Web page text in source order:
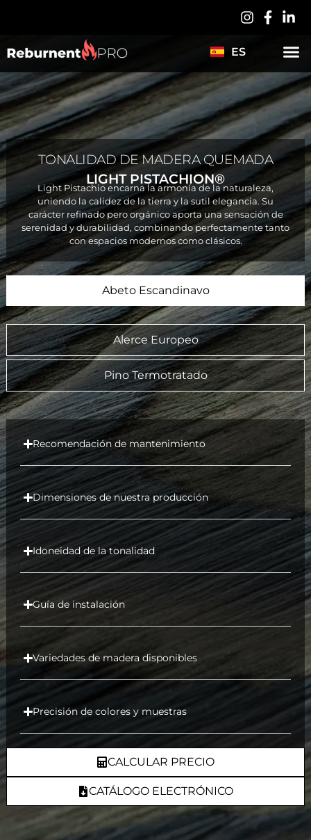
ES
DE
TONALIDAD DE MADERA QUEMADA
LIGHT PISTACHION®
Light Pistachio encarna la armonía de la naturaleza,
uniendo la calidez de la tierra y la sutil elegancia. Su
carácter refinado pero orgánico aporta una sensación de
serenidad y durabilidad, combinando perfectamente tanto
con espacios modernos como clásicos.
Abeto Escandinavo
Alerce Europeo
Pino Termotratado
Recomendación de mantenimiento
Dimensiones de nuestra producción
Idoneidad de la tonalidad
Guía de instalación
Variedades de madera disponibles
Precisión de colores y muestras
CATÁLOGO ELECTRÓNICO
CALCULAR PRECIO